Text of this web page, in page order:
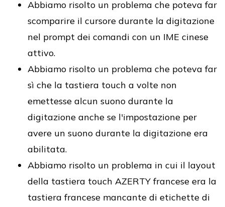
Abbiamo risolto un problema che poteva far
scomparire il cursore durante la digitazione
nel prompt dei comandi con un IME cinese
attivo.
Abbiamo risolto un problema che poteva far
sì che la tastiera touch a volte non
emettesse alcun suono durante la
digitazione anche se l'impostazione per
avere un suono durante la digitazione era
abilitata.
Abbiamo risolto un problema in cui il layout
della tastiera touch AZERTY francese era la
tastiera francese mancante di etichette di